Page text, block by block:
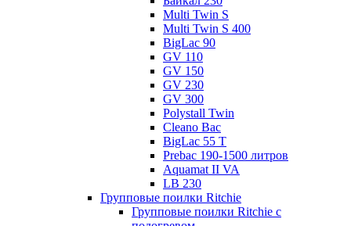
Multi Twin S
Multi Twin S 400
BigLac 90
GV 110
GV 150
GV 230
GV 300
Polystall Twin
Cleano Bac
BigLac 55 T
Prebac 190-1500 литров
Aquamat II VA
LB 230
Групповые поилки Ritchie
Групповые поилки Ritchie с